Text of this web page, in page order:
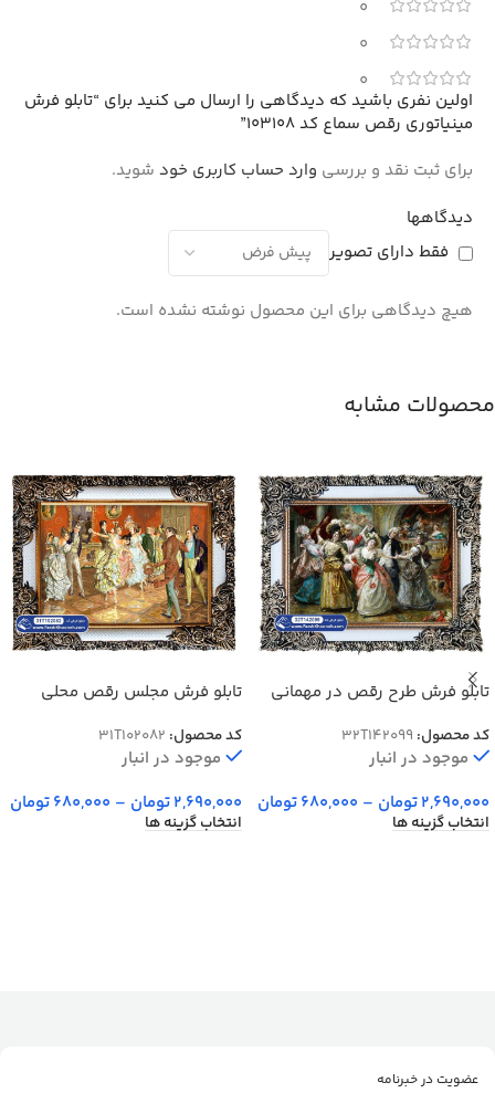
0
0
0
دیدگاهها
فقط دارای تصویر
هیچ دیدگاهی برای این محصول نوشته نشده است.
اولین نفری باشید که دیدگاهی را ارسال می کنید برای “تابلو فرش
مینیاتوری رقص سماع کد 103108”
برای ثبت نقد و بررسی وارد حساب کاربری خود شوید.
محصولات مشابه
تابلو فرش طرح رقص در مهمانی
کد محصول: 32T142099
موجود در انبار
2,690,000تومان –
680,000تومان
انتخاب گزینه ها
تابلو فرش مجلس رقص محلی
کد محصول: 31T102082
موجود در انبار
2,690,000تومان –
680,000تومان
انتخاب گزینه ها
عضویت در خبرنامه